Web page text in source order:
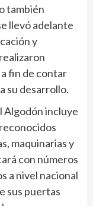
también
llevó adelante
y
fin de contar
su desarrollo.
Algodón incluye
maquinarias y
con números
a nivel nacional
sus puertas